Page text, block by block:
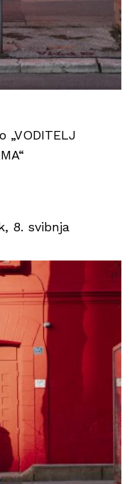
8. svibnja